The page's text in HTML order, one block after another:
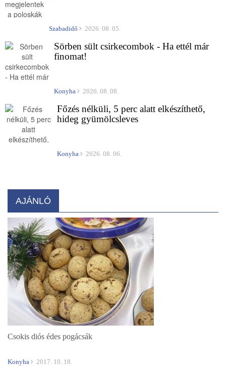
Szabadidő 2026. 08. 05.
Sörben sült csirkecombok - Ha ettél már
finomat!
Konyha 2026. 08. 08.
Főzés nélküli, 5 perc alatt elkészíthető,
hideg gyümölcsleves
Konyha 2026. 08. 06.
AJÁNLÓ
Csokis diós édes pogácsák
Konyha 2017. 10. 18.